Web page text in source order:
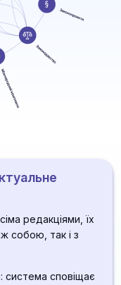
редакціями, їх
собою, так і з
система сповіщає